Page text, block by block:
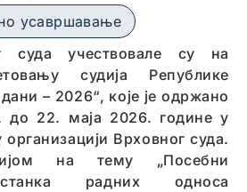
усавршавање
суда учествовале су на
судија Републике
– 2026“, које је одржано
до 22. маја 2026. године у
Врховног суда.
на тему „Посебни
радних односа